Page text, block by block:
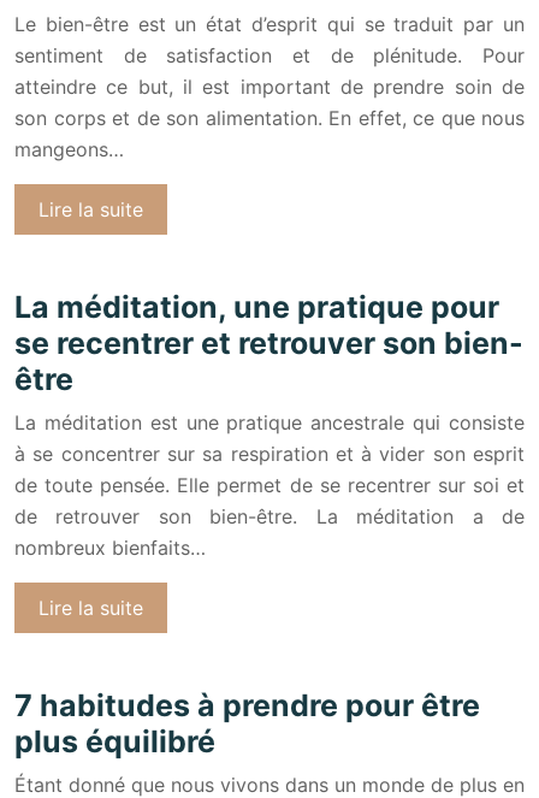
Le bien-être est un état d’esprit qui se traduit par un
sentiment de satisfaction et de plénitude. Pour
atteindre ce but, il est important de prendre soin de
son corps et de son alimentation. En effet, ce que nous
mangeons…
Lire la suite
La méditation, une pratique pour
se recentrer et retrouver son bien-
être
La méditation est une pratique ancestrale qui consiste
à se concentrer sur sa respiration et à vider son esprit
de toute pensée. Elle permet de se recentrer sur soi et
de retrouver son bien-être. La méditation a de
nombreux bienfaits…
Lire la suite
7 habitudes à prendre pour être
plus équilibré
Étant donné que nous vivons dans un monde de plus en